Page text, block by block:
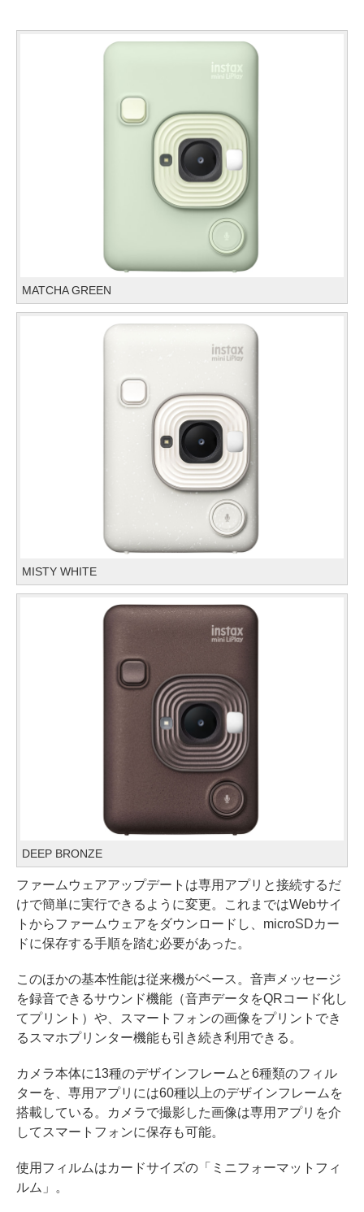
MATCHA GREEN
MISTY WHITE
DEEP BRONZE
ファームウェアアップデートは専用アプリと接続するだ
けで簡単に実行できるように変更。これまではWebサイ
トからファームウェアをダウンロードし、microSDカー
ドに保存する手順を踏む必要があった。
このほかの基本性能は従来機がベース。音声メッセージ
を録音できるサウンド機能（音声データをQRコード化し
てプリント）や、スマートフォンの画像をプリントでき
るスマホプリンター機能も引き続き利用できる。
カメラ本体に13種のデザインフレームと6種類のフィル
ターを、専用アプリには60種以上のデザインフレームを
搭載している。カメラで撮影した画像は専用アプリを介
してスマートフォンに保存も可能。
使用フィルムはカードサイズの「ミニフォーマットフィ
ルム」。